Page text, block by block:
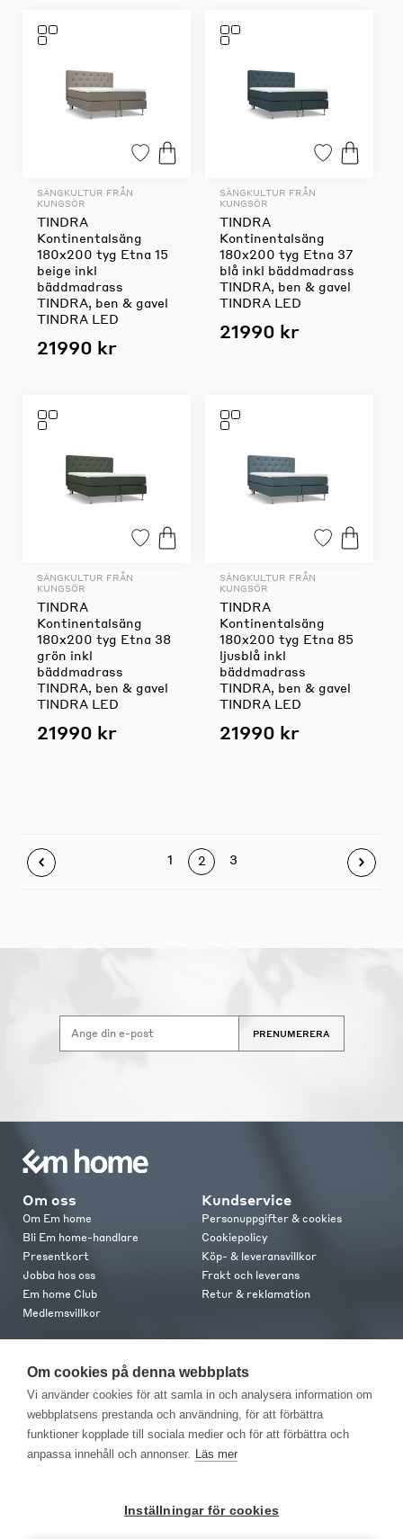
SÄNGKULTUR FRÅN
KUNGSÖR
TINDRA
Kontinentalsäng
180x200 tyg Etna 15
beige inkl
bäddmadrass
TINDRA, ben & gavel
TINDRA LED
21990 kr
SÄNGKULTUR FRÅN
KUNGSÖR
TINDRA
Kontinentalsäng
180x200 tyg Etna 37
blå inkl bäddmadrass
TINDRA, ben & gavel
TINDRA LED
21990 kr
SÄNGKULTUR FRÅN
KUNGSÖR
TINDRA
Kontinentalsäng
180x200 tyg Etna 38
grön inkl
bäddmadrass
TINDRA, ben & gavel
TINDRA LED
21990 kr
SÄNGKULTUR FRÅN
KUNGSÖR
TINDRA
Kontinentalsäng
180x200 tyg Etna 85
ljusblå inkl
bäddmadrass
TINDRA, ben & gavel
TINDRA LED
21990 kr
1 2 3
PRENUMERERA
Om oss
Om Em home
Bli Em home-handlare
Presentkort
Jobba hos oss
Em home Club
Medlemsvillkor
Kundservice
Personuppgifter & cookies
Cookiepolicy
Köp- & leveransvillkor
Frakt och leverans
Retur & reklamation
Kontakta oss
Butiker
Press
Om cookies på denna webbplats
Vi använder cookies för att samla in och analysera information om
webbplatsens prestanda och användning, för att förbättra
funktioner kopplade till sociala medier och för att förbättra och
anpassa innehåll och annonser. Läs mer
Inställningar för cookies